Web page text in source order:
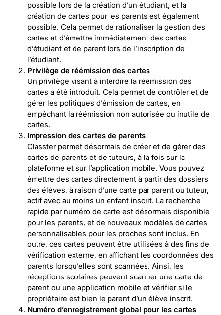
possible lors de la création d’un étudiant, et la
création de cartes pour les parents est également
possible. Cela permet de rationaliser la gestion des
cartes et d’émettre immédiatement des cartes
d’étudiant et de parent lors de l’inscription de
l’étudiant.
Privilège de réémission des cartes
Un privilège visant à interdire la réémission des
cartes a été introduit. Cela permet de contrôler et de
gérer les politiques d’émission de cartes, en
empêchant la réémission non autorisée ou inutile de
cartes.
Impression des cartes de parents
Classter permet désormais de créer et de gérer des
cartes de parents et de tuteurs, à la fois sur la
plateforme et sur l’application mobile. Vous pouvez
émettre des cartes directement à partir des dossiers
des élèves, à raison d’une carte par parent ou tuteur,
actif avec au moins un enfant inscrit. La recherche
rapide par numéro de carte est désormais disponible
pour les parents, et de nouveaux modèles de cartes
personnalisables pour les proches sont inclus. En
outre, ces cartes peuvent être utilisées à des fins de
vérification externe, en affichant les coordonnées des
parents lorsqu’elles sont scannées. Ainsi, les
réceptions scolaires peuvent scanner une carte de
parent ou une application mobile et vérifier si le
propriétaire est bien le parent d’un élève inscrit.
Numéro d’enregistrement global pour les cartes